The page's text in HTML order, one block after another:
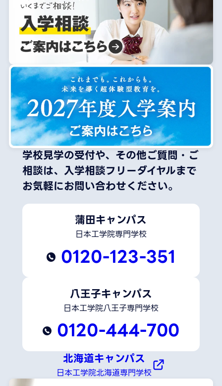
学校見学の受付や、その他ご質問・ご
相談は、 入学相談フリーダイヤルまで
お気軽にお問い合わせください。
蒲田キャンパス
日本工学院専門学校
0120-123-351
八王子キャンパス
日本工学院八王子専門学校
0120-444-700
北海道キャンパス
日本工学院北海道専門学校